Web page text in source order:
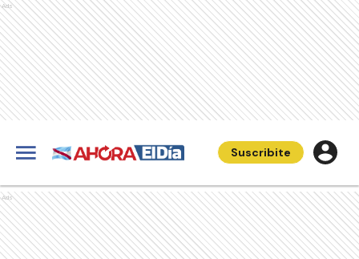
Ads
Suscribite
Ads